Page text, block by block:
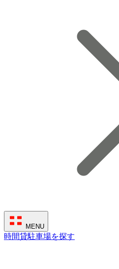
MENU
時間貸駐車場を探す